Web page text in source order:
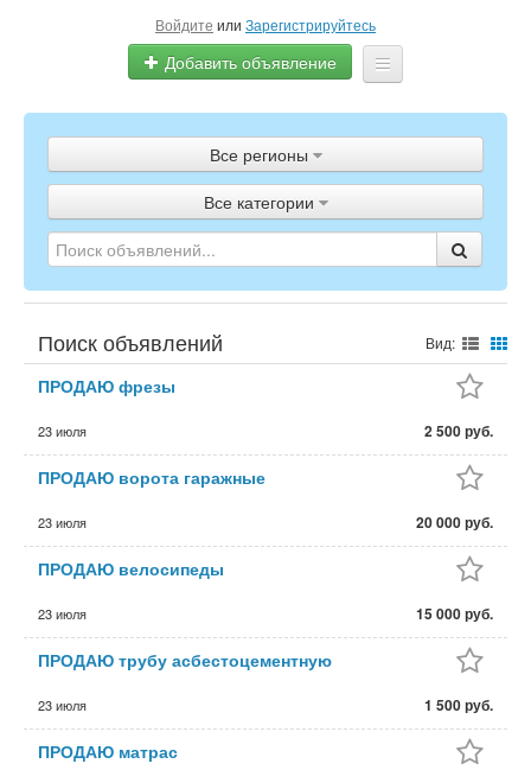
Войдите или Зарегистрируйтесь
Добавить объявление
Объявления
Полистать газету
ТВ-программа
Все регионы
Все категории
Поиск объявлений Вид:
ПРОДАЮ фрезы
23 июля 2 500 руб.
ПРОДАЮ ворота гаражные
23 июля 20 000 руб.
ПРОДАЮ велосипеды
23 июля 15 000 руб.
ПРОДАЮ трубу асбестоцементную
23 июля 1 500 руб.
ПРОДАЮ матрас